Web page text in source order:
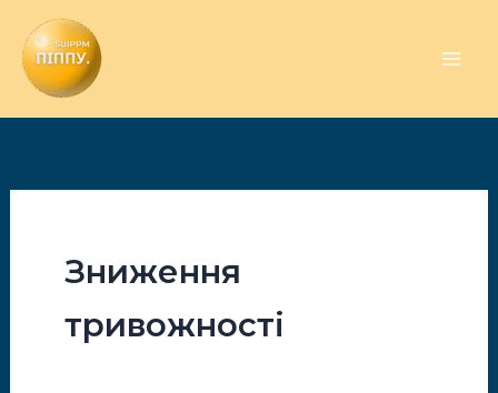
Перейти
до
вмісту
Зниження
тривожності